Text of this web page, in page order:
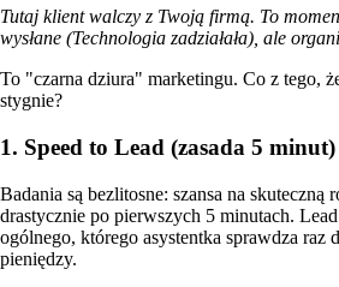
Tutaj klient walczy z Twoją firmą. To
wysłane (Technologia zadziałała), ale
To "czarna dziura" marketingu. Co z tego,
stygnie?
1. Speed to Lead (zasada 5 minut)
Badania są bezlitosne: szansa na skuteczną
drastycznie po pierwszych 5 minutach.
ogólnego, którego asystentka sprawdza raz
pieniędzy.